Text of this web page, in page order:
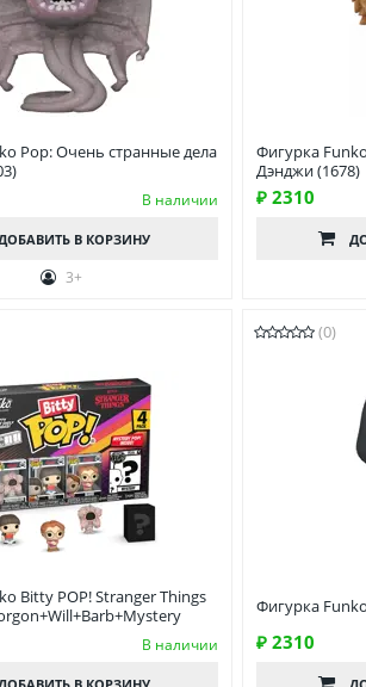
Pop: Очень странные дела
В наличии
В КОРЗИНУ
3+
Фигурка
Дэнджи (1678)
₽ 2310
Bitty POP! Stranger Things
В наличии
(0)
Фигурка
₽ 2310